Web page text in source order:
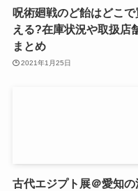
呪術廻戦のど飴はどこで
える?在庫状況や取扱店
まとめ
2021年1月25日
古代エジプト展＠愛知の